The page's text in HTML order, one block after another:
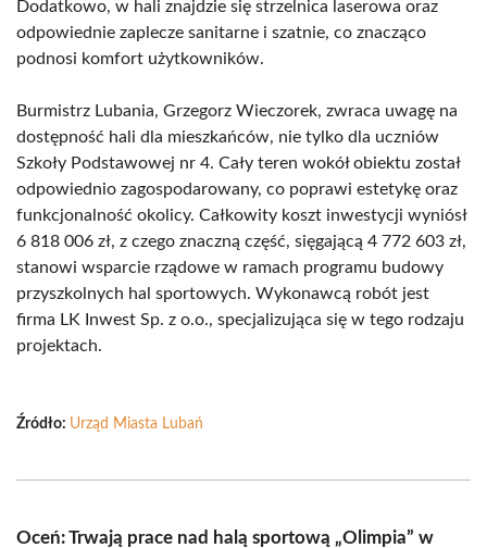
Dodatkowo, w hali znajdzie się strzelnica laserowa oraz
odpowiednie zaplecze sanitarne i szatnie, co znacząco
podnosi komfort użytkowników.
Burmistrz Lubania, Grzegorz Wieczorek, zwraca uwagę na
dostępność hali dla mieszkańców, nie tylko dla uczniów
Szkoły Podstawowej nr 4. Cały teren wokół obiektu został
odpowiednio zagospodarowany, co poprawi estetykę oraz
funkcjonalność okolicy. Całkowity koszt inwestycji wyniósł
6 818 006 zł, z czego znaczną część, sięgającą 4 772 603 zł,
stanowi wsparcie rządowe w ramach programu budowy
przyszkolnych hal sportowych. Wykonawcą robót jest
firma LK Inwest Sp. z o.o., specjalizująca się w tego rodzaju
projektach.
Źródło: Urząd Miasta Lubań
Oceń: Trwają prace nad halą sportową „Olimpia” w